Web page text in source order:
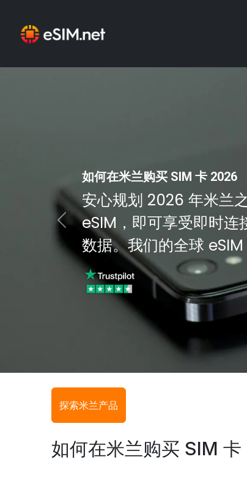
如何在米兰购买 SIM 卡 2026
安心规划 2026 年米兰
eSIM，即可享受即时连
数据。我们的全球
Previous
探索米兰产品
如何在米兰购买 SIM